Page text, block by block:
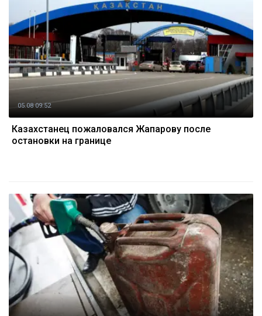
05.08 09:52
Казахстанец пожаловался Жапарову после
остановки на границе